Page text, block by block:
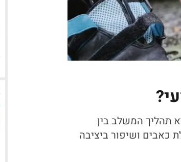
תהליך המשלב בין
כאבים ושיפור ביציבה